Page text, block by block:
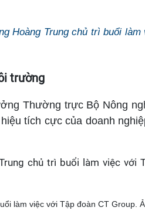
Hoàng Trung chủ trì buổi làm
trường
Thường trực Bộ Nông
tích cực của doanh
làm việc với Tập đoàn CT Group.